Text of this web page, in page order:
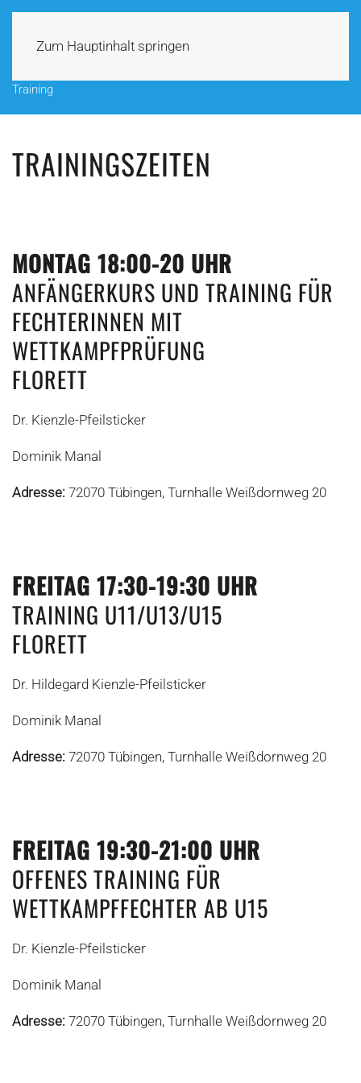
Zum Hauptinhalt springen
Training
TRAININGSZEITEN
MONTAG 18:00-20 UHR
ANFÄNGERKURS UND TRAINING FÜR
FECHTERINNEN MIT
WETTKAMPFPRÜFUNG
FLORETT
Dr. Kienzle-Pfeilsticker
Dominik Manal
Adresse: 72070 Tübingen, Turnhalle Weißdornweg 20
FREITAG 17:30-19:30 UHR
TRAINING U11/U13/U15
FLORETT
Dr. Hildegard Kienzle-Pfeilsticker
Dominik Manal
Adresse: 72070 Tübingen, Turnhalle Weißdornweg 20
FREITAG 19:30-21:00 UHR
OFFENES TRAINING FÜR
WETTKAMPFFECHTER AB U15
Dr. Kienzle-Pfeilsticker
Dominik Manal
Adresse: 72070 Tübingen, Turnhalle Weißdornweg 20